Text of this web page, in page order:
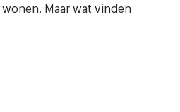
Maar wat vinden